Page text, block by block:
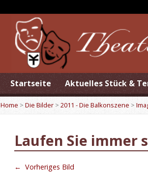
Startseite Aktuelles Stück &
Home > Die Bilder >2011 - Die Balkonszene>
Laufen Sie immer
← Vorheriges Bild